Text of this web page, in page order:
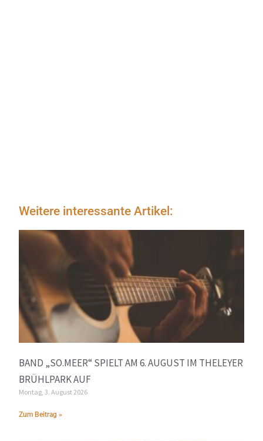
Weitere interessante Artikel:
BAND „SO.MEER“ SPIELT AM 6. AUGUST IM THELEYER
BRÜHLPARK AUF
Montag, 3. August 2026
Zum Beitrag »